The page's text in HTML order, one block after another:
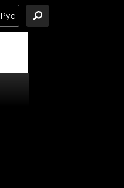
Рус